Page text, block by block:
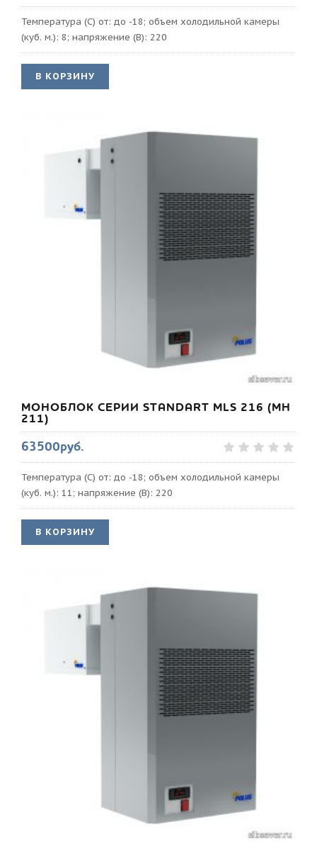
Температура (С) от: до -18; объем холодильной камеры
(куб. м.): 8; напряжение (В): 220
В КОРЗИНУ
МОНОБЛОК СЕРИИ STANDART MLS 216 (МН
211)
63500руб.
Температура (С) от: до -18; объем холодильной камеры
(куб. м.): 11; напряжение (В): 220
В КОРЗИНУ